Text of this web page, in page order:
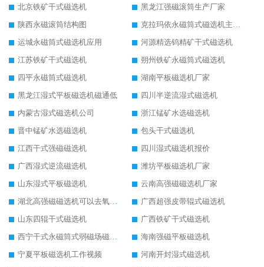
北京铁矿干式磁选机
黑龙江强磁滚筒生产厂家
陕西永磁滚筒结构图
克拉玛依永磁筒式磁选机主要技术参数
运城永磁筒式磁选机应用
河源精选钨精矿干式磁选机
江苏铁矿干式磁选机
朔州铁矿永磁筒式磁选机
四平永磁筒式磁选机
湖南平板磁选机厂家
黑龙江湿式平板磁选机磁通低
四川半逆流湿式磁选机
内蒙古湿式磁选机公司
浙江锰矿水选磁选机
晋中锰矿水选磁选机
包头干式磁选机
江西干式强磁磁选机
四川湿式磁选机报价
广西湿式逆流磁选机
潍坊平板磁选机厂家
山东湿式平板磁选机
云南高强磁磁选机厂家
湖北高强磁磁选机可以去氧化铝
广西超强皮带辊式磁选机
山东四辊干式磁选机
广西铁矿干式磁选机
西宁干式永磁筒式弱磁场磁选机结构图
海南强磁平板磁选机
宁夏平板磁选机工作视频
河南开封湿式磁选机